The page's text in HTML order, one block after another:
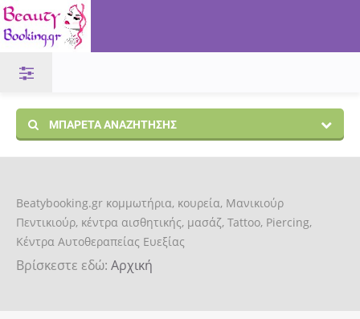
ΜΠΑΡΈΤΑ ΑΝΑΖΉΤΗΣΗΣ
Beatybooking.gr κομμωτήρια, κουρεία, Μανικιούρ
Πεντικιούρ, κέντρα αισθητικής, μασάζ, Tattoo, Piercing,
Κέντρα Αυτοθεραπείας Ευεξίας
Βρίσκεστε εδώ: Αρχική